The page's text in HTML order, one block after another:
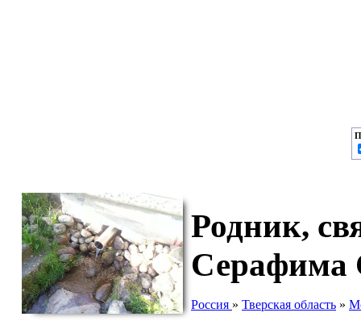
Родник,
Серафима
Россия » Тверская область »